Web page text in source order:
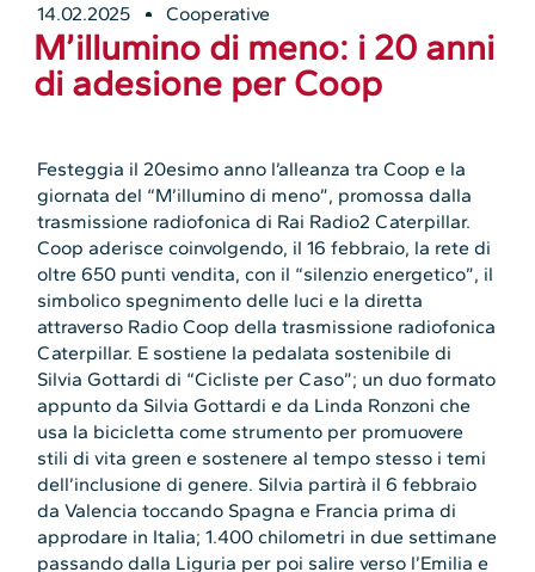
14.02.2025 Cooperative
M’illumino di meno: i 20 anni
di adesione per Coop
Festeggia il 20esimo anno l’alleanza tra Coop e la
giornata del “M’illumino di meno”, promossa dalla
trasmissione radiofonica di Rai Radio2 Caterpillar.
Coop aderisce coinvolgendo, il 16 febbraio, la rete di
oltre 650 punti vendita, con il “silenzio energetico”, il
simbolico spegnimento delle luci e la diretta
attraverso Radio Coop della trasmissione radiofonica
Caterpillar. E sostiene la pedalata sostenibile di
Silvia Gottardi di “Cicliste per Caso”; un duo formato
appunto da Silvia Gottardi e da Linda Ronzoni che
usa la bicicletta come strumento per promuovere
stili di vita green e sostenere al tempo stesso i temi
dell’inclusione di genere. Silvia partirà il 6 febbraio
da Valencia toccando Spagna e Francia prima di
approdare in Italia; 1.400 chilometri in due settimane
passando dalla Liguria per poi salire verso l’Emilia e